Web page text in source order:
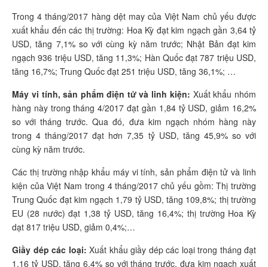
Trong 4 tháng/2017 hàng dệt may của Việt Nam chủ yếu được
xuất khẩu đến các thị trường: Hoa Kỳ đạt kim ngạch gần 3,64 tỷ
USD, tăng 7,1% so với cùng kỳ năm trước; Nhật Bản đạt kim
ngạch 936 triệu USD, tăng 11,3%; Hàn Quốc đạt 787 triệu USD,
tăng 16,7%; Trung Quốc đạt 251 triệu USD, tăng 36,1%; …
Máy vi tính, sản phẩm điện tử và linh kiện: Xuất khẩu nhóm
hàng này trong tháng 4/2017 đạt gần 1,84 tỷ USD, giảm 16,2%
so với tháng trước. Qua đó, đưa kim ngạch nhóm hàng này
trong 4 tháng/2017 đạt hơn 7,35 tỷ USD, tăng 45,9% so với
cùng kỳ năm trước.
Các thị trường nhập khẩu máy vi tính, sản phẩm điện tử và linh
kiện của Việt Nam trong 4 tháng/2017 chủ yếu gồm: Thị trường
Trung Quốc đạt kim ngạch 1,79 tỷ USD, tăng 109,8%; thị trường
EU (28 nước) đạt 1,38 tỷ USD, tăng 16,4%; thị trường Hoa Kỳ
dạt 817 triệu USD, giảm 0,4%;…
Giầy dép các loại: Xuất khẩu giầy dép các loại trong tháng đạt
1,16 tỷ USD, tăng 6,4% so với tháng trước, đưa kim ngạch xuất